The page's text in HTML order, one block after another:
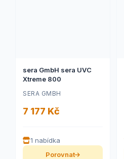
sera GmbH sera UVC
Xtreme 800
SERA GMBH
7 177 Kč
1 nabídka
Porovnat